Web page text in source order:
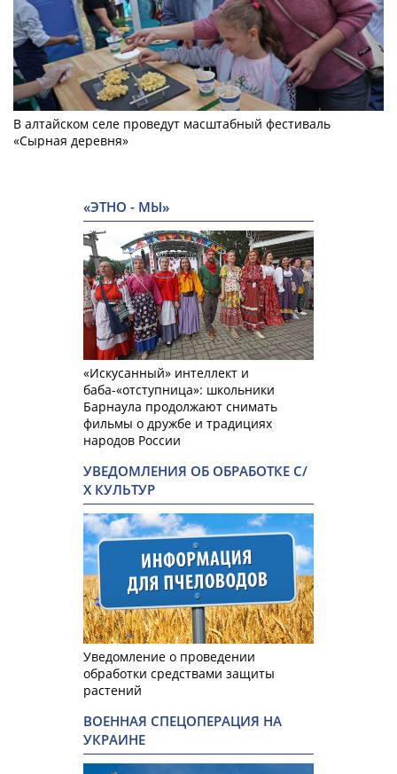
В алтайском селе проведут масштабный фестиваль
«Сырная деревня»
«ЭТНО - МЫ»
«Искусанный» интеллект и
баба-«отступница»: школьники
Барнаула продолжают снимать
фильмы о дружбе и традициях
народов России
УВЕДОМЛЕНИЯ ОБ ОБРАБОТКЕ С/
Х КУЛЬТУР
Уведомление о проведении
обработки средствами защиты
растений
ВОЕННАЯ СПЕЦОПЕРАЦИЯ НА
УКРАИНЕ